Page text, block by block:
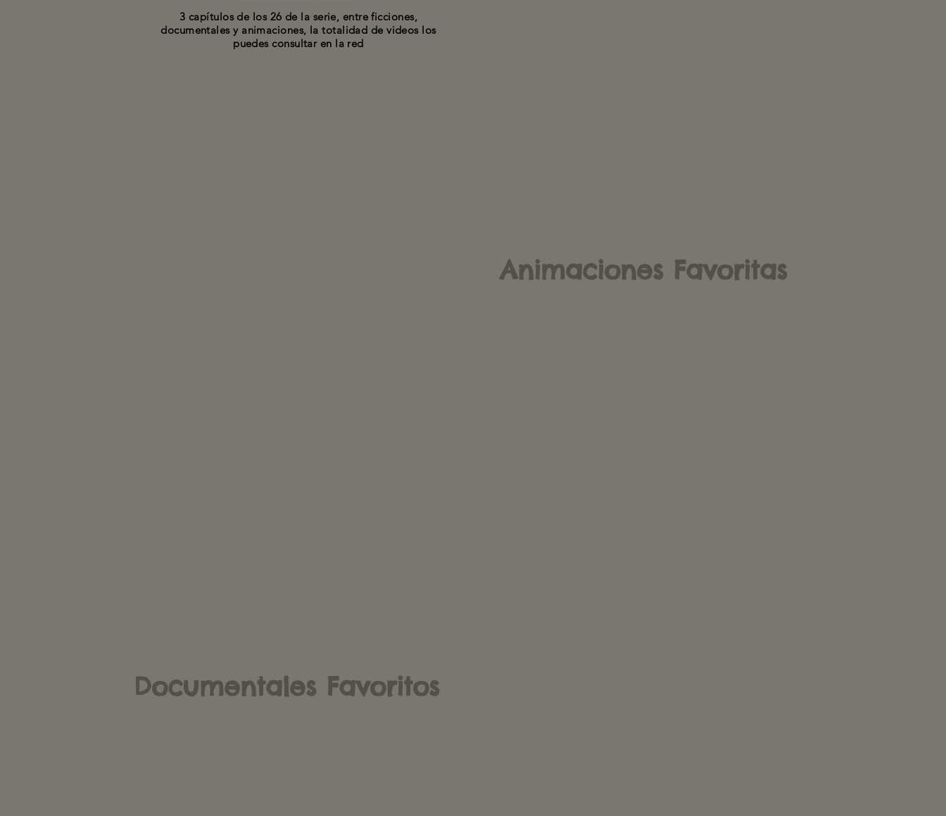
3 capítulos de los 26 de la serie, entre ficciones,
documentales y animaciones, la totalidad de videos los
puedes consultar en la red
Documentales Favoritos
Animaciones Favoritas